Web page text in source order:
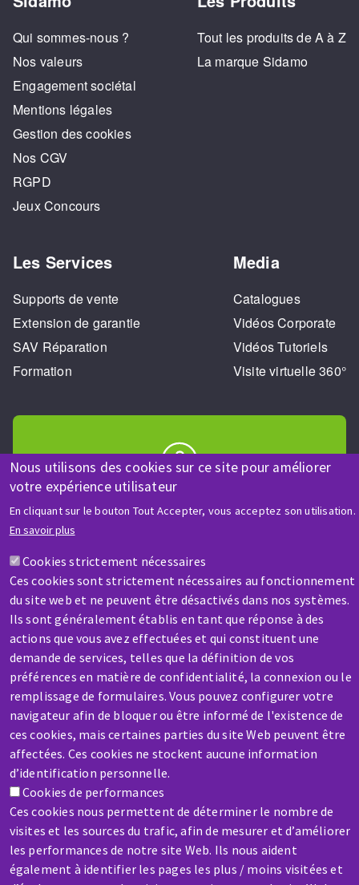
Nous utilisons des cookies sur ce site pour améliorer
votre expérience utilisateur
En cliquant sur le bouton Tout Accepter, vous acceptez son utilisation.
En savoir plus
Cookies strictement nécessaires
Ces cookies sont strictement nécessaires au fonctionnement
du site web et ne peuvent être désactivés dans nos systèmes.
Ils sont généralement établis en tant que réponse à des
actions que vous avez effectuées et qui constituent une
demande de services, telles que la définition de vos
préférences en matière de confidentialité, la connexion ou le
remplissage de formulaires. Vous pouvez configurer votre
navigateur afin de bloquer ou être informé de l'existence de
ces cookies, mais certaines parties du site Web peuvent être
affectées. Ces cookies ne stockent aucune information
d’identification personnelle.
Cookies de performances
Ces cookies nous permettent de déterminer le nombre de
visites et les sources du trafic, afin de mesurer et d’améliorer
les performances de notre site Web. Ils nous aident
également à identifier les pages les plus / moins visitées et
Qui sommes-nous ?
Nos valeurs
Engagement sociétal
Mentions légales
Gestion des cookies
Nos CGV
RGPD
Jeux Concours
Tout les produits de A à Z
La marque Sidamo
Les Services
Supports de vente
Extension de garantie
SAV Réparation
Formation
Media
Catalogues
Vidéos Corporate
Vidéos Tutoriels
Visite virtuelle 360°
AIDE & CONTACT
Une question ? Un renseignement ?
Contactez-nous
SAV / RÉPARATION
Une machine cassée ? En panne ?
Contactez-nous
Aller